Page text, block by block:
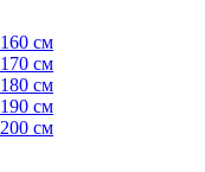
см
см
см
см
см